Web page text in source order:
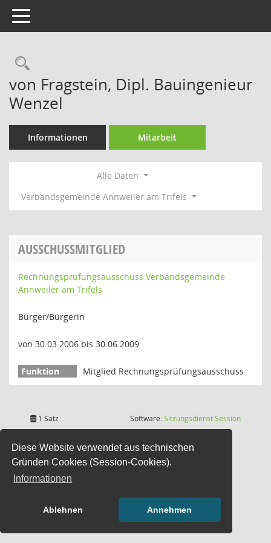
Diese Website verwendet aus technischen
Gründen Cookies (Session-Cookies).
Informationen
Ablehnen Annehmen
Toggle navigation
Rechercheauswahl
von Fragstein, Dipl. Bauingenieur
Wenzel
Informationen Mitarbeit
Alle Daten
Verbandsgemeinde Annweiler am Trifels
AUSSCHUSSMITGLIED
Rechnungsprüfungsausschuss Verbandsgemeinde
Annweiler am Trifels
Bürger/Bürgerin
von 30.03.2006 bis 30.06.2009
Mitglied Rechnungsprüfungsausschuss
1 Satz Software:SitzungsdienstSession(Wird in